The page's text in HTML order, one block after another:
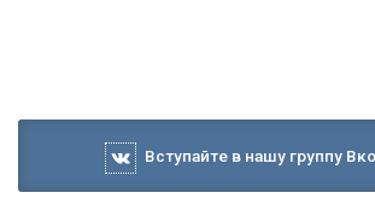
Вступайте в нашу группу